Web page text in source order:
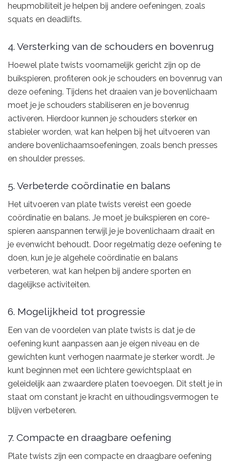
heupmobiliteit je helpen bij andere oefeningen, zoals
squats en deadlifts.
4. Versterking van de schouders en bovenrug
Hoewel plate twists voornamelijk gericht zijn op de
buikspieren, profiteren ook je schouders en bovenrug van
deze oefening. Tijdens het draaien van je bovenlichaam
moet je je schouders stabiliseren en je bovenrug
activeren. Hierdoor kunnen je schouders sterker en
stabieler worden, wat kan helpen bij het uitvoeren van
andere bovenlichaamsoefeningen, zoals bench presses
en shoulder presses.
5. Verbeterde coördinatie en balans
Het uitvoeren van plate twists vereist een goede
coördinatie en balans. Je moet je buikspieren en core-
spieren aanspannen terwijl je je bovenlichaam draait en
je evenwicht behoudt. Door regelmatig deze oefening te
doen, kun je je algehele coördinatie en balans
verbeteren, wat kan helpen bij andere sporten en
dagelijkse activiteiten.
6. Mogelijkheid tot progressie
Een van de voordelen van plate twists is dat je de
oefening kunt aanpassen aan je eigen niveau en de
gewichten kunt verhogen naarmate je sterker wordt. Je
kunt beginnen met een lichtere gewichtsplaat en
geleidelijk aan zwaardere platen toevoegen. Dit stelt je in
staat om constant je kracht en uithoudingsvermogen te
blijven verbeteren.
7. Compacte en draagbare oefening
Plate twists zijn een compacte en draagbare oefening